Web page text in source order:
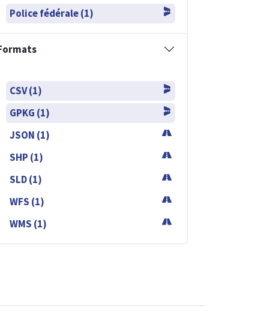
Police fédérale (1)
CSV (1)
GPKG (1)
JSON (1)
SHP (1)
SLD (1)
WFS (1)
WMS (1)